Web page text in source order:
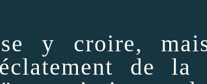
y croire,
de la